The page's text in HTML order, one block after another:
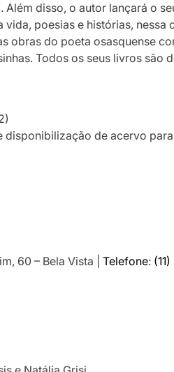
disso, o autor lançará o
vida, poesias e histórias, nessa
obras do poeta osasquense
Todos os seus livros são
disponibilização de acervo
60 – Bela Vista |Telefone: